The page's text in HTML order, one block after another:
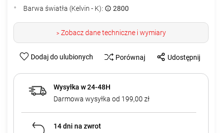
Barwa światła (Kelvin - K):
2800
>Zobacz dane techniczne i wymiary
Dodaj do ulubionych Porównaj Udostępnij
Wysyłka w 24-48H
Darmowa wysyłka od 199,00 zł
14 dni na zwrot